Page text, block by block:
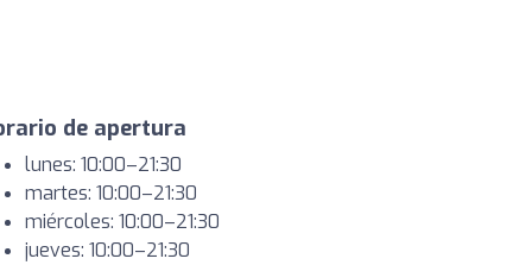
de apertura
lunes: 10:00–21:30
martes: 10:00–21:30
miércoles: 10:00–21:30
jueves: 10:00–21:30